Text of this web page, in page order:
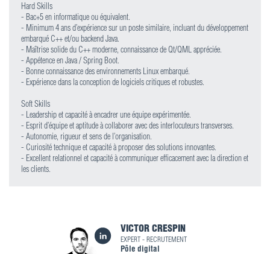
Hard Skills
- Bac+5 en informatique ou équivalent.
- Minimum 4 ans d’expérience sur un poste similaire, incluant du développement
embarqué C++ et/ou backend Java.
- Maîtrise solide du C++ moderne, connaissance de Qt/QML appréciée.
- Appétence en Java / Spring Boot.
- Bonne connaissance des environnements Linux embarqué.
- Expérience dans la conception de logiciels critiques et robustes.
Soft Skills
- Leadership et capacité à encadrer une équipe expérimentée.
- Esprit d’équipe et aptitude à collaborer avec des interlocuteurs transverses.
- Autonomie, rigueur et sens de l’organisation.
- Curiosité technique et capacité à proposer des solutions innovantes.
- Excellent relationnel et capacité à communiquer efficacement avec la direction et
les clients.
VICTOR CRESPIN
EXPERT - RECRUTEMENT
Pôle digital